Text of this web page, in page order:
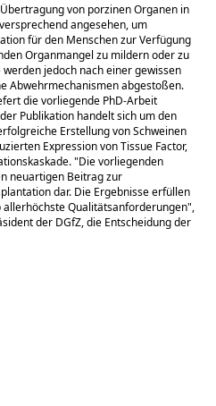
von porzinen Organen in
angesehen, um
für den Menschen zur Verfügung
Organmangel zu mildern oder zu
jedoch nach einer gewissen
Abwehrmechanismen abgestoßen.
die vorliegende PhD-Arbeit
Publikation handelt sich um den
Erstellung von Schweinen
Expression von Tissue Factor,
Die vorliegenden
neuartigen Beitrag zur
dar. Die Ergebnisse erfüllen
Qualitätsanforderungen ,
der DGfZ, die Entscheidung der